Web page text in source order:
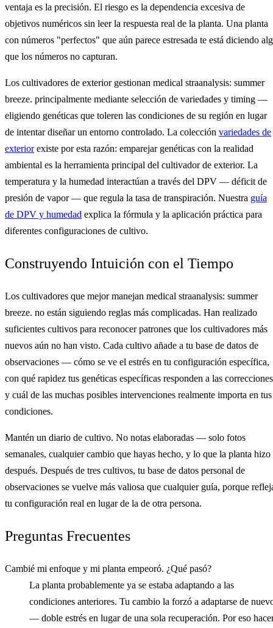
ventaja es la precisión. El riesgo es la dependencia excesiva de
objetivos numéricos sin leer la respuesta real de la planta. Una planta
con números "perfectos" que aún parece estresada te está diciendo
que los números no capturan.
Los cultivadores de exterior gestionan medical straanalysis: summer
breeze. principalmente mediante selección de variedades y timing —
eligiendo genéticas que toleren las condiciones de su región en lugar
de intentar diseñar un entorno controlado. La colección variedades de
exteriorexiste por esta razón: emparejar genéticas con la realidad
ambiental es la herramienta principal del cultivador de exterior. La
temperatura y la humedad interactúan a través del DPV — déficit de
presión de vapor — que regula la tasa de transpiración. Nuestra guía
de DPV y humedad explica la fórmula y la aplicación práctica para
diferentes configuraciones de cultivo.
Construyendo Intuición con el Tiempo
Los cultivadores que mejor manejan medical straanalysis: summer
breeze. no están siguiendo reglas más complicadas. Han realizado
suficientes cultivos para reconocer patrones que los cultivadores más
nuevos aún no han visto. Cada cultivo añade a tu base de datos de
observaciones — cómo se ve el estrés en tu configuración específica,
con qué rapidez tus genéticas específicas responden a las
y cuál de las muchas posibles intervenciones realmente importa en tus
condiciones.
Mantén un diario de cultivo. No notas elaboradas — solo fotos
semanales, cualquier cambio que hayas hecho, y lo que la planta hizo
después. Después de tres cultivos, tu base de datos personal de
observaciones se vuelve más valiosa que cualquier guía, porque
tu configuración real en lugar de la de otra persona.
Preguntas Frecuentes
Cambié mi enfoque y mi planta empeoró. ¿Qué pasó?
La planta probablemente ya se estaba adaptando a las
condiciones anteriores. Tu cambio la forzó a adaptarse de
— doble estrés en lugar de una sola recuperación. Por eso